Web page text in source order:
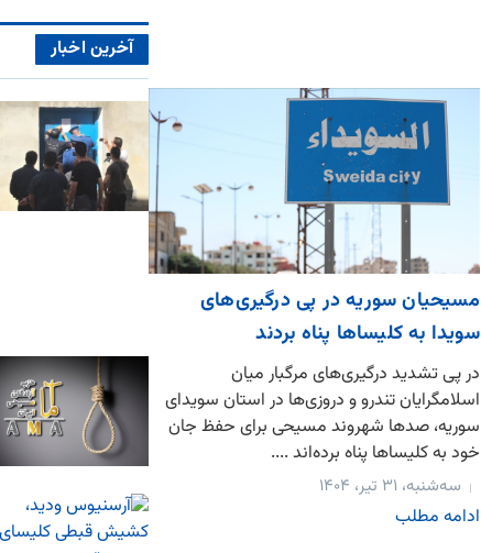
مسیحیان سوریه در پی درگیری‌های
سویدا به کلیساها پناه بردند
در پی تشدید درگیری‌های مرگبار میان
اسلامگرایان تندرو و دروزی‌ها در استان سویدای
سوریه، صدها شهروند مسیحی برای حفظ جان
خود به کلیساها پناه برده‌اند ....
سه‌شنبه، ۳۱ تیر، ۱۴۰۴
ادامه مطلب
آخرین اخبار